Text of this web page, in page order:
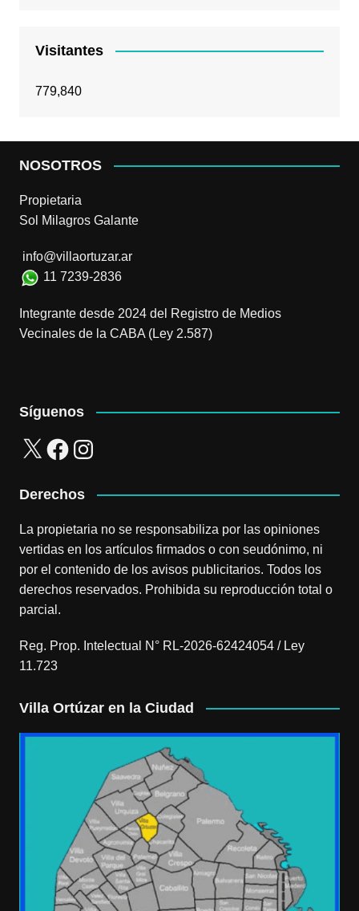
Visitantes
779,840
NOSOTROS
Propietaria
Sol Milagros Galante
info@villaortuzar.ar
11 7239-2836
Integrante desde 2024 del Registro de Medios
Vecinales de la CABA (Ley 2.587)
Síguenos
X FacebookInstagram
Derechos
La propietaria no se responsabiliza por las opiniones
vertidas en los artículos firmados o con seudónimo, ni
por el contenido de los avisos publicitarios. Todos los
derechos reservados. Prohibida su reproducción total o
parcial.
Reg. Prop. Intelectual N° RL-2026-62424054 / Ley
11.723
Villa Ortúzar en la Ciudad